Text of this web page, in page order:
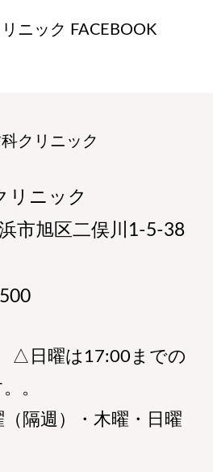
リニック
市旭区二俣川1-5-38
△日曜は17:00までの
。
（隔週）・木曜・日曜